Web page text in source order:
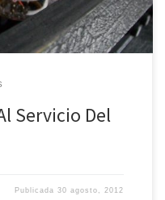
Servicio Del
Publicada30 agosto, 2012